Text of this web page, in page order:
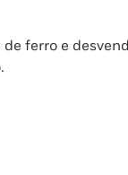
ferro e